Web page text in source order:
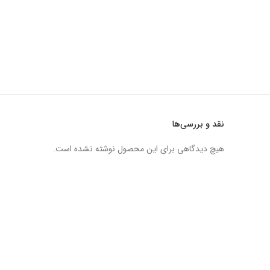
نقد و بررسی‌ها
هیچ دیدگاهی برای این محصول نوشته نشده است.